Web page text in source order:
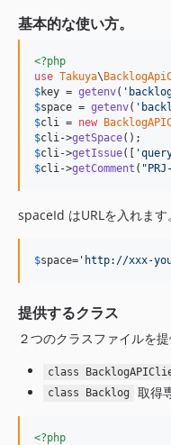
基本的な使い方。
<?php
use Takuya\
$key = getenv( '
$space = getenv( '
$cli = new
$cli->getSpace
$cli->getIssue([ '
$cli->getComment ( "
spaceId はURLを入れます。
$space= ' http://xxx-
提供するクラス
２つのクラスファイルを提
class
class Backlog 取得
<?php